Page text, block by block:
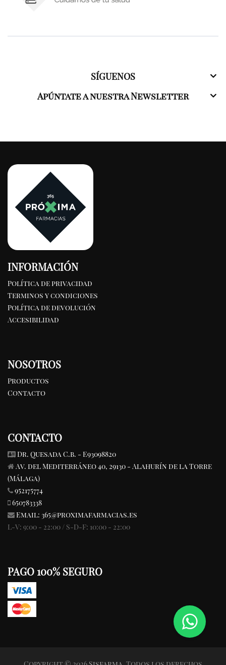
SÍGUENOS
Apúntate a nuestra Newsletter
INFORMACIÓN
Política de privacidad
Terminos y condiciones
Política de devolución
Accesibilidad
NOSOTROS
Productos
Contacto
CONTACTO
Dr. Quesada C.b. - E93098820
Av. del Mediterráneo 40, 29130 - Alahurín de la Torre
(Málaga)
952175774
650783338
Email: 365@proximafarmacias.es
L-V: 9:00 - 22:00 / S-D-F: 10:00 - 22:00
PAGO 100% SEGURO